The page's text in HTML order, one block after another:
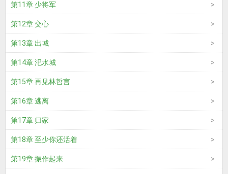
第11章 少将军
第12章 交心
第13章 出城
第14章 汜水城
第15章 再见林哲言
第16章 逃离
第17章 归家
第18章 至少你还活着
第19章 振作起来